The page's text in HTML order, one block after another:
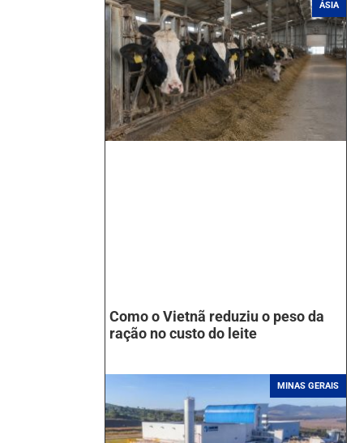
ÁSIA
Como o Vietnã reduziu o peso da
ração no custo do leite
MINAS GERAIS